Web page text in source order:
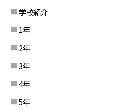
学校紹介
1年
2年
3年
4年
5年